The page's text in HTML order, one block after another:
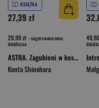
KSIĄŻKA
27,39 zł
29,99 zł - sugerowana cena
detaliczna
ASTRA. Zagubieni w kosmosie. Tom 4
Kenta Shinohara